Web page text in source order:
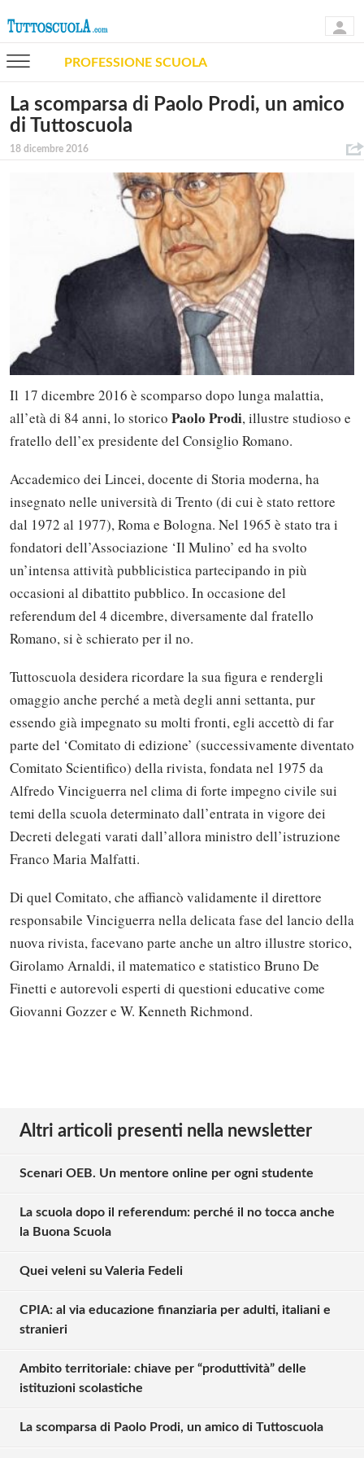
PROFESSIONE SCUOLA
La scomparsa di Paolo Prodi, un amico
di Tuttoscuola
18 dicembre 2016
Il 17 dicembre 2016 è scomparso dopo lunga malattia,
all’età di 84 anni, lo storico Paolo Prodi, illustre studioso e
fratello dell’ex presidente del Consiglio Romano.
Accademico dei Lincei, docente di Storia moderna, ha
insegnato nelle università di Trento (di cui è stato rettore
dal 1972 al 1977), Roma e Bologna. Nel 1965 è stato tra i
fondatori dell’Associazione ‘Il Mulino’ ed ha svolto
un’intensa attività pubblicistica partecipando in più
occasioni al dibattito pubblico. In occasione del
referendum del 4 dicembre, diversamente dal fratello
Romano, si è schierato per il no.
Tuttoscuola desidera ricordare la sua figura e rendergli
omaggio anche perché a metà degli anni settanta, pur
essendo già impegnato su molti fronti, egli accettò di far
parte del ‘Comitato di edizione’ (successivamente diventato
Comitato Scientifico) della rivista, fondata nel 1975 da
Alfredo Vinciguerra nel clima di forte impegno civile sui
temi della scuola determinato dall’entrata in vigore dei
Decreti delegati varati dall’allora ministro dell’istruzione
Franco Maria Malfatti.
Di quel Comitato, che affiancò validamente il direttore
responsabile Vinciguerra nella delicata fase del lancio della
nuova rivista, facevano parte anche un altro illustre storico,
Girolamo Arnaldi, il matematico e statistico Bruno De
Finetti e autorevoli esperti di questioni educative come
Giovanni Gozzer e W. Kenneth Richmond.
Altri articoli presenti nella newsletter
Scenari OEB. Un mentore online per ogni studente
La scuola dopo il referendum: perché il no tocca anche
la Buona Scuola
Quei veleni su Valeria Fedeli
CPIA: al via educazione finanziaria per adulti, italiani e
stranieri
Ambito territoriale: chiave per “produttività” delle
istituzioni scolastiche
La scomparsa di Paolo Prodi, un amico di Tuttoscuola
oppure accedi via
martedì 20 dicembre 2016
Buongiorno. Quello che lascia sgomenti è che della
necessità della riforma costituzionale relativa alla
seconda parte si parla da oltre vent'anni. Tra le altre
cose molti aspetti erano stati condivisi da altre
forze politiche che poi, per esigenze di bottega e
non certo per nobili motivi, si sono tirate indietro.